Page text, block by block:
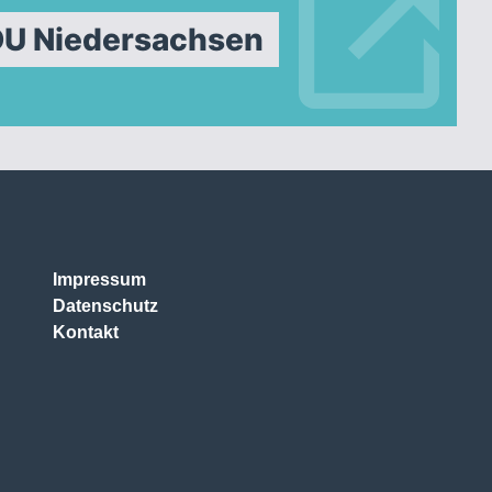
Niedersachsen
Impressum
Datenschutz
Kontakt